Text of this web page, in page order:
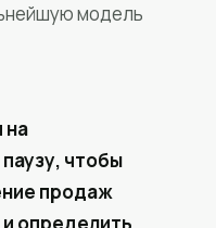
модель
на
чтобы
продаж